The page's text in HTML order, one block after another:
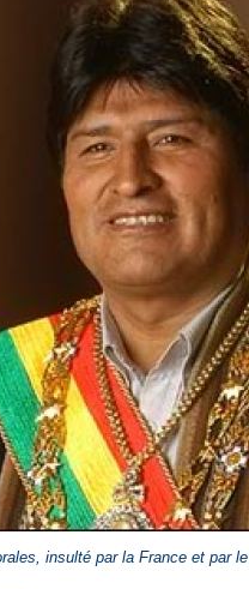
insulté par la France et par